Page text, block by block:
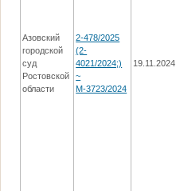
Азовский
городской
суд
Ростовской
области
2-478/2025
(2-
4021/2024;)
~
М-3723/2024
19.11.2024